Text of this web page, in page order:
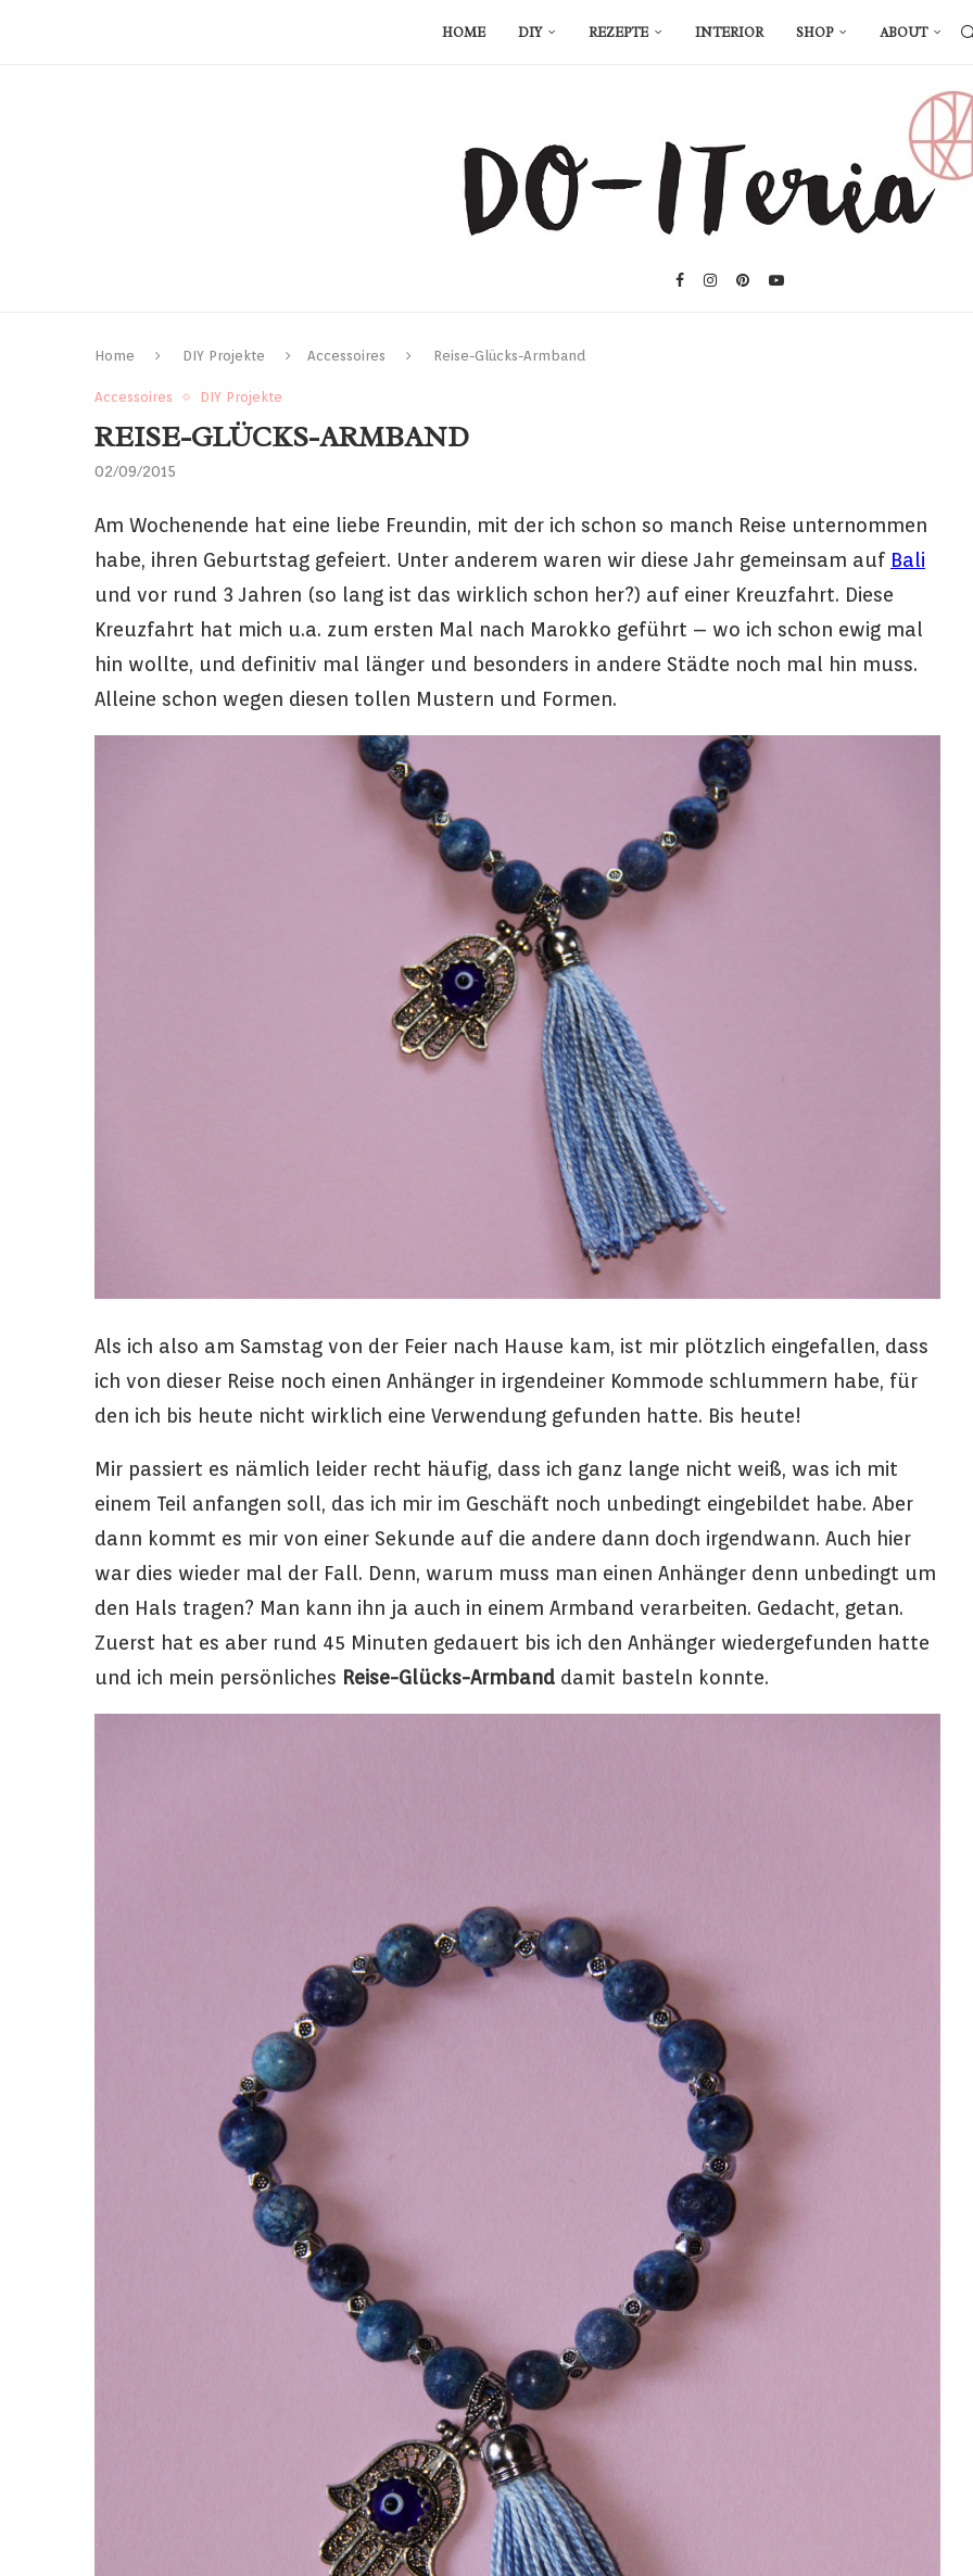
HOME DIY REZEPTE INTERIOR SHOP ABOUT
Home DIY Projekte Accessoires Reise-Glücks-Armband
Accessoires DIY Projekte
REISE-GLÜCKS-ARMBAND
02/09/2015
Am Wochenende hat eine liebe Freundin, mit der ich schon so manch Reise unternommen
habe, ihren Geburtstag gefeiert. Unter anderem waren wir diese Jahr gemeinsam auf Bali
und vor rund 3 Jahren (so lang ist das wirklich schon her?) auf einer Kreuzfahrt. Diese
Kreuzfahrt hat mich u.a. zum ersten Mal nach Marokko geführt – wo ich schon ewig mal
hin wollte, und definitiv mal länger und besonders in andere Städte noch mal hin muss.
Alleine schon wegen diesen tollen Mustern und Formen.
Als ich also am Samstag von der Feier nach Hause kam, ist mir plötzlich eingefallen, dass
ich von dieser Reise noch einen Anhänger in irgendeiner Kommode schlummern habe, für
den ich bis heute nicht wirklich eine Verwendung gefunden hatte. Bis heute!
Mir passiert es nämlich leider recht häufig, dass ich ganz lange nicht weiß, was ich mit
einem Teil anfangen soll, das ich mir im Geschäft noch unbedingt eingebildet habe. Aber
dann kommt es mir von einer Sekunde auf die andere dann doch irgendwann. Auch hier
war dies wieder mal der Fall. Denn, warum muss man einen Anhänger denn unbedingt um
den Hals tragen? Man kann ihn ja auch in einem Armband verarbeiten. Gedacht, getan.
Zuerst hat es aber rund 45 Minuten gedauert bis ich den Anhänger wiedergefunden hatte
und ich mein persönliches Reise-Glücks-Armband damit basteln konnte.